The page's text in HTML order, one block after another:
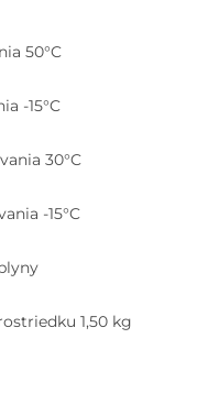
50°C
-15°C
30°C
-15°C
1,50 kg